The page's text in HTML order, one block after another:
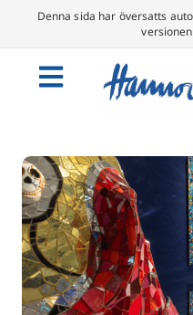
Denna sida har översatts